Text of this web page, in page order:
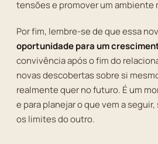
tensões e promover um ambiente
Por fim, lembre-se de que essa
oportunidade para um
convivência após o fim do
novas descobertas sobre si
realmente quer no futuro. É um
e para planejar o que vem a
os limites do outro.